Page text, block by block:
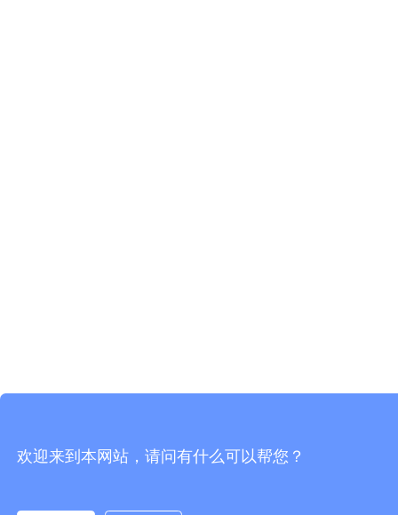
欢迎来到本网站，请问有什么可以帮您？